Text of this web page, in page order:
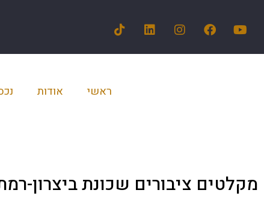
ראשי אודות
מקלטים ציבורים שכונת ביצרון-